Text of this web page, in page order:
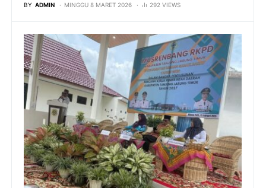
BY ADMIN MINGGU 8 MARET 2026 292 VIEWS